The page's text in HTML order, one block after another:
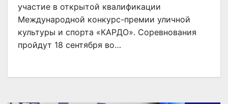
участие в открытой квалификации
Международной конкурс-премии уличной
культуры и спорта «КАРДО». Соревнования
пройдут 18 сентября во…